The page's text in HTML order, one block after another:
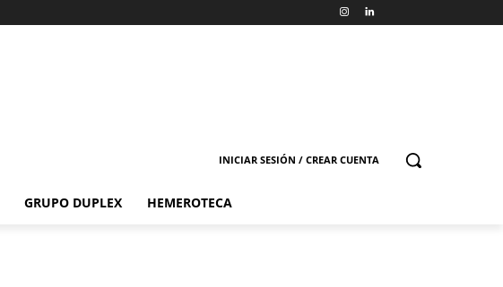
INICIAR SESIÓN / CREAR CUENTA
GRUPO DUPLEX HEMEROTECA